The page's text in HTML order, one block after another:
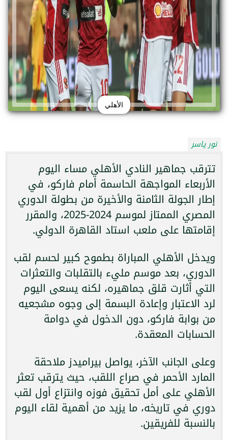
الأهلي
نور ياسر
تترقب جماهير النادي الأهلي مساء اليوم
الأربعاء المواجهة الحاسمة أمام فاركو، في
إطار الجولة الثامنة والأخيرة من بطولة الدوري
المصري الممتاز لموسم 2024-2025، والمقرر
إقامتها على ملعب استاد القاهرة الدولي.
ويدخل الأهلي المباراة بطموح كبير لحسم لقب
الدوري، بعد موسم مليء بالتقلبات والتعثرات
التي أثارت قلق جماهيره، لكنه يسعى اليوم
لرد الاعتبار وإعادة البسمة إلى وجوه مشجعيه
من بوابة فاركو، دون الدخول في دوامة
الحسابات المعقدة.
وعلى الجانب الآخر، يواصل بيراميدز ملاحقة
المارد الأحمر في صراع اللقب، حيث يترقب تعثر
الأهلي على أمل تحقيق فوزه وانتزاع أول لقب
دوري في تاريخه، ما يزيد من أهمية لقاء اليوم
بالنسبة للفريقين.